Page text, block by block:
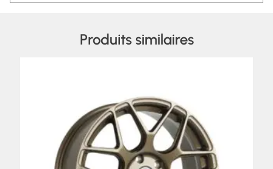
Produits similaires